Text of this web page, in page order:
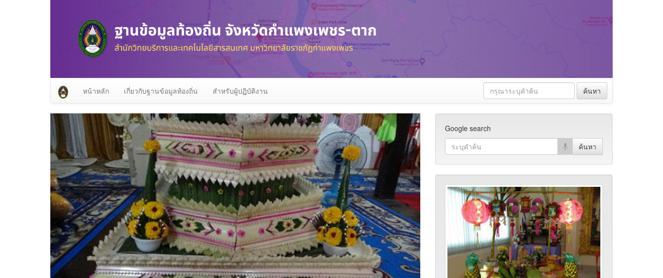
หน้าหลัก เกี่ยวกับฐานข้อมูลท้องถิ่น สำหรับผู้ปฏิบัติงาน ค้นหา
Google search